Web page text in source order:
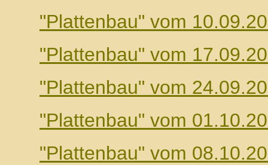
"Plattenbau" vom
"Plattenbau" vom
"Plattenbau" vom
"Plattenbau" vom
"Plattenbau" vom